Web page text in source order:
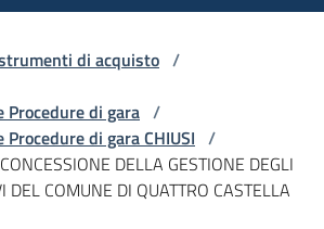
di acquisto /
di gara /
di gara CHIUSI /
DELLA GESTIONE DEGLI
DEL COMUNE DI QUATTRO CASTELLA